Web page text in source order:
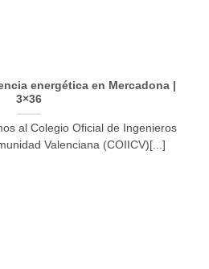
energética en Mercadona |
3×36
al Colegio Oficial de Ingenieros
Valenciana (COIICV)[...]